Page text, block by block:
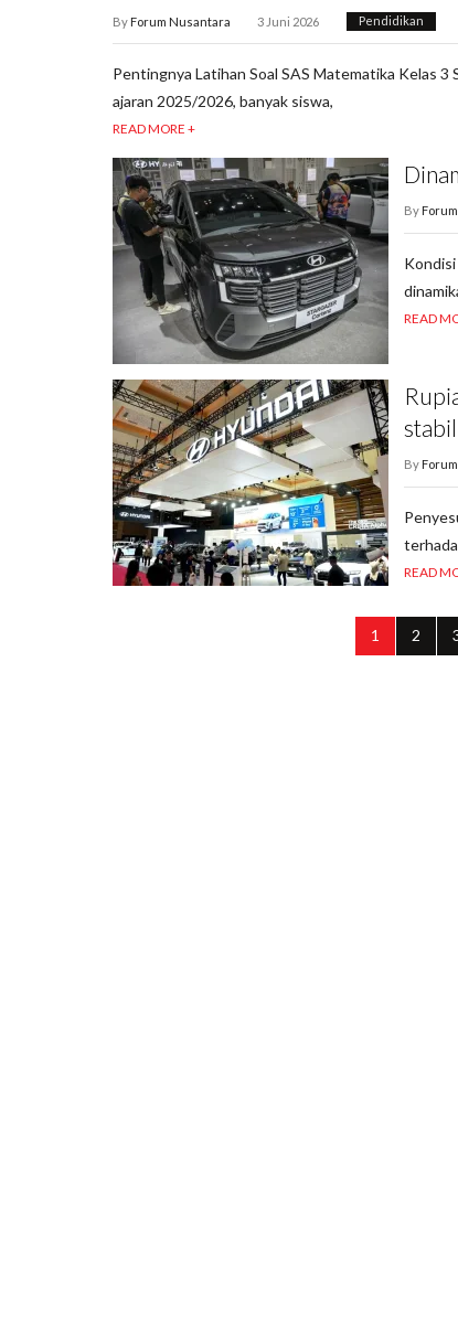
ByForum Nusantara 3 Juni 2026 Pendidikan
Pentingnya Latihan Soal SAS Matematika Kelas
ajaran 2025/2026, banyak siswa,
READ MORE +
By
READ
stabil
By
READ
1 2